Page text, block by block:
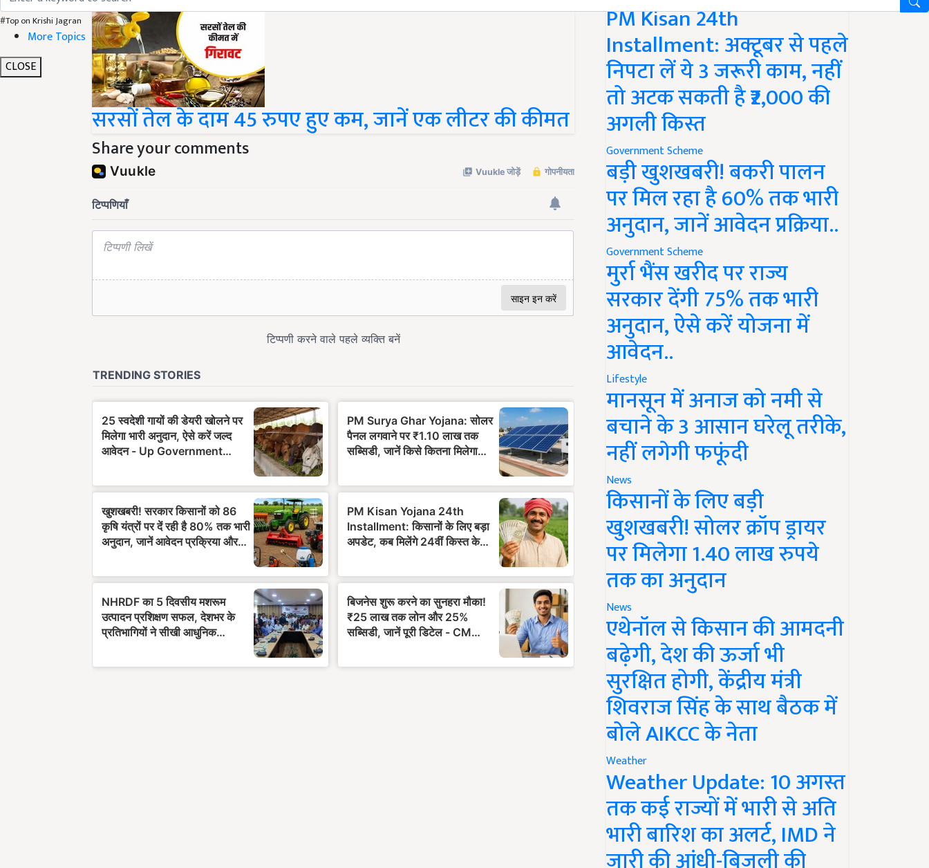
#Top on Krishi Jagran
More Topics
CLOSE
सरसों तेल के दाम 45 रुपए हुए कम, जानें एक लीटर की कीमत
Share your comments
PM Kisan 24th
Installment: अक्टूबर से पहले
निपटा लें ये 3 जरूरी काम, नहीं
तो अटक सकती है ₹2,000 की
अगली किस्त
Government Scheme
बड़ी खुशखबरी! बकरी पालन
पर मिल रहा है 60% तक भारी
अनुदान, जानें आवेदन प्रक्रिया..
Government Scheme
मुर्रा भैंस खरीद पर राज्य
सरकार देंगी 75% तक भारी
अनुदान, ऐसे करें योजना में
आवेदन..
Lifestyle
मानसून में अनाज को नमी से
बचाने के 3 आसान घरेलू तरीके,
नहीं लगेगी फफूंदी
News
किसानों के लिए बड़ी
खुशखबरी! सोलर क्रॉप ड्रायर
पर मिलेगा 1.40 लाख रुपये
तक का अनुदान
News
एथेनॉल से किसान की आमदनी
बढ़ेगी, देश की ऊर्जा भी
सुरक्षित होगी, केंद्रीय मंत्री
शिवराज सिंह के साथ बैठक में
बोले AIKCC के नेता
Weather
Weather Update: 10 अगस्त
तक कई राज्यों में भारी से अति
भारी बारिश का अलर्ट, IMD ने